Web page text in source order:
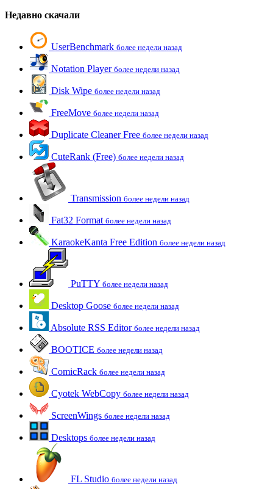
Недавно скачали
UserBenchmark более недели назад
Notation Player более недели назад
Disk Wipe более недели назад
FreeMove более недели назад
Duplicate Cleaner Free более недели назад
CuteRank (Free) более недели назад
Transmission более недели назад
Fat32 Format более недели назад
KaraokeKanta Free Edition более недели назад
PuTTY более недели назад
Desktop Goose более недели назад
Absolute RSS Editor более недели назад
BOOTICE более недели назад
ComicRack более недели назад
Cyotek WebCopy более недели назад
ScreenWings более недели назад
Desktops более недели назад
FL Studio более недели назад